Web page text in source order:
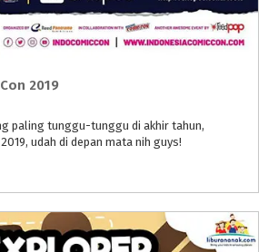
Con 2019
paling tunggu-tunggu di akhir tahun,
2019, udah di depan mata nih guys!